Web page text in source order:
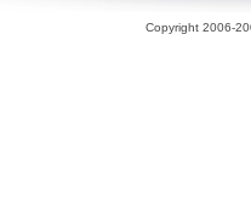
Copyright 2006-